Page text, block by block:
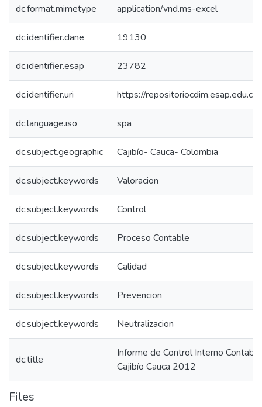
dc.format.mimetype application/vnd.ms-excel
dc.identifier.dane 19130
dc.identifier.esap 23782
dc.identifier.uri https://
dc.language.iso spa
dc.subject.geographic Cajibío- Cauca- Colombia
dc.subject.keywords Valoracion
dc.subject.keywords Control
dc.subject.keywords Proceso Contable
dc.subject.keywords Calidad
dc.subject.keywords Prevencion
dc.subject.keywords Neutralizacion
dc.title
Informe de Control Interno
Cajibío Cauca 2012
Files